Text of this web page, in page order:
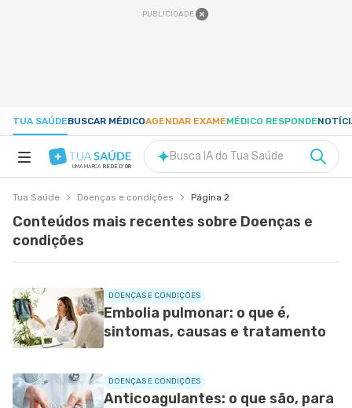
PUBLICIDADE
TUA SAÚDEBUSCAR MÉDICOAGENDAR EXAMEMÉDICO RESPONDE
SAÚDE A-Z
NUTRIÇÃO
GRAVIDEZ
BEM-ESTAR
SIGA O TUA SAÚDE NAS REDES SOCIAIS
UMA MARCA REDE D'OR
Busca IA do Tua Saúde
Tua Saúde Doenças e condições Página 2
Conteúdos mais recentes sobre Doenças e
condições
DOENÇAS E CONDIÇÕES
Embolia pulmonar: o que é,
sintomas, causas e tratamento
DOENÇAS E CONDIÇÕES
Anticoagulantes: o que são, para